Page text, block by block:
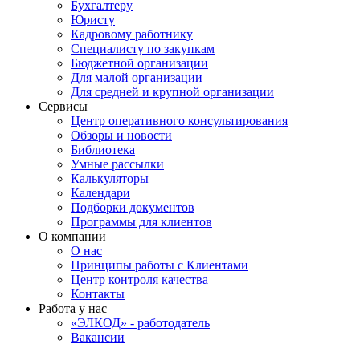
Бухгалтеру
Юристу
Кадровому работнику
Специалисту по закупкам
Бюджетной организации
Для малой организации
Для средней и крупной организации
Сервисы
Центр оперативного консультирования
Обзоры и новости
Библиотека
Умные рассылки
Калькуляторы
Календари
Подборки документов
Программы для клиентов
О компании
О нас
Принципы работы с Клиентами
Центр контроля качества
Контакты
Работа у нас
«ЭЛКОД» - работодатель
Вакансии